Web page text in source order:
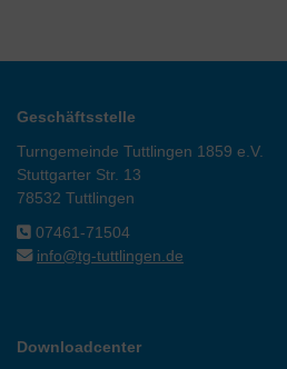
Geschäftsstelle
Turngemeinde Tuttlingen 1859 e.V.
Stuttgarter Str. 13
78532 Tuttlingen
07461-71504
info@tg-tuttlingen.de
Downloadcenter